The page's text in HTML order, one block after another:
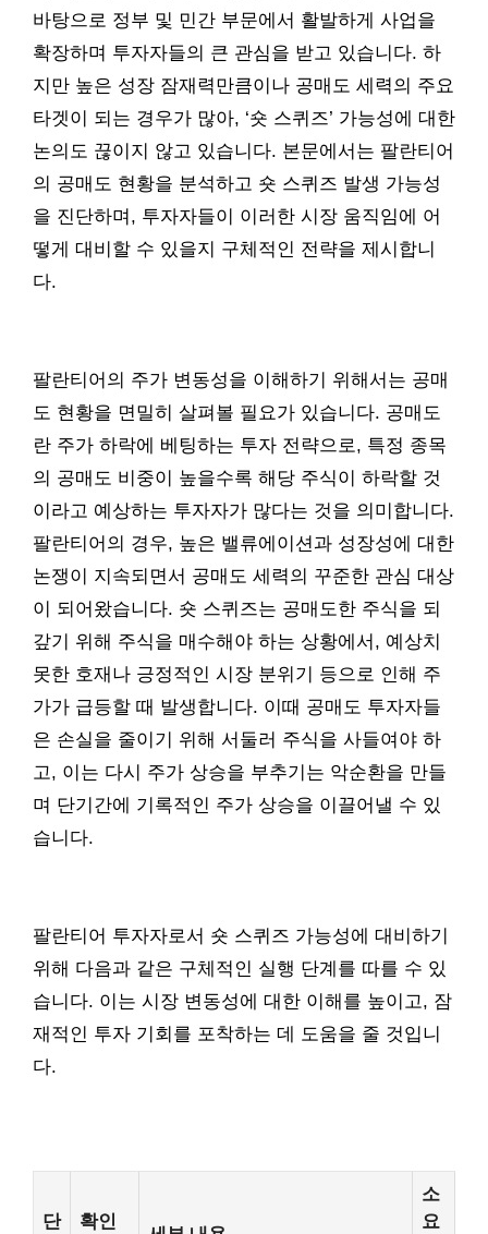
바탕으로 정부 및 민간 부문에서 활발하게 사업을
확장하며 투자자들의 큰 관심을 받고 있습니다. 하
지만 높은 성장 잠재력만큼이나 공매도 세력의 주요
타겟이 되는 경우가 많아, ‘숏 스퀴즈’ 가능성에 대한
논의도 끊이지 않고 있습니다. 본문에서는 팔란티어
의 공매도 현황을 분석하고 숏 스퀴즈 발생 가능성
을 진단하며, 투자자들이 이러한 시장 움직임에 어
떻게 대비할 수 있을지 구체적인 전략을 제시합니
다.
팔란티어의 주가 변동성을 이해하기 위해서는 공매
도 현황을 면밀히 살펴볼 필요가 있습니다. 공매도
란 주가 하락에 베팅하는 투자 전략으로, 특정 종목
의 공매도 비중이 높을수록 해당 주식이 하락할 것
이라고 예상하는 투자자가 많다는 것을 의미합니다.
팔란티어의 경우, 높은 밸류에이션과 성장성에 대한
논쟁이 지속되면서 공매도 세력의 꾸준한 관심 대상
이 되어왔습니다. 숏 스퀴즈는 공매도한 주식을 되
갚기 위해 주식을 매수해야 하는 상황에서, 예상치
못한 호재나 긍정적인 시장 분위기 등으로 인해 주
가가 급등할 때 발생합니다. 이때 공매도 투자자들
은 손실을 줄이기 위해 서둘러 주식을 사들여야 하
고, 이는 다시 주가 상승을 부추기는 악순환을 만들
며 단기간에 기록적인 주가 상승을 이끌어낼 수 있
습니다.
팔란티어 투자자로서 숏 스퀴즈 가능성에 대비하기
위해 다음과 같은 구체적인 실행 단계를 따를 수 있
습니다. 이는 시장 변동성에 대한 이해를 높이고, 잠
재적인 투자 기회를 포착하는 데 도움을 줄 것입니
다.
단 확인
소
요